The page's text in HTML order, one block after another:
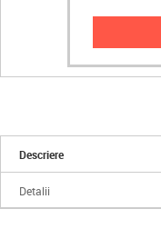
Descriere
Detalii